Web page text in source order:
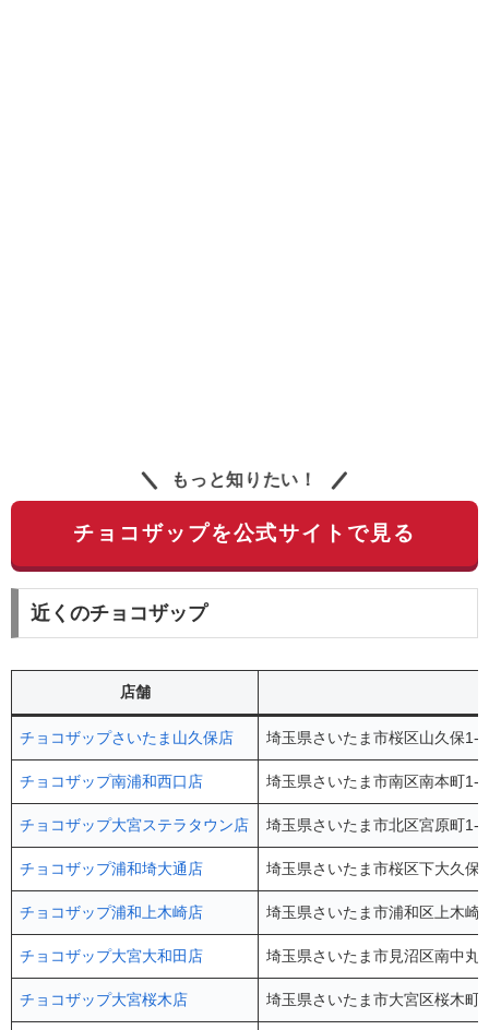
もっと知りたい！
チョコザップを公式サイトで見る
近くのチョコザップ
店舗
チョコザップさいたま山久保店 埼玉県さいたま市桜区山久保
チョコザップ南浦和西口店 埼玉県さいたま市南区南本町
チョコザップ大宮ステラタウン店 埼玉県さいたま市北区宮原町
チョコザップ浦和埼大通店 埼玉県さいたま市桜区下大久
チョコザップ浦和上木崎店 埼玉県さいたま市浦和区上木
チョコザップ大宮大和田店 埼玉県さいたま市見沼区南中
チョコザップ大宮桜木店 埼玉県さいたま市大宮区桜木